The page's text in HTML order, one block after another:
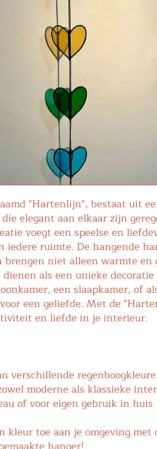
"Hartenlijn", bestaat uit
elegant aan elkaar zijn
voegt een speelse en
iedere ruimte. De hangende
brengen niet alleen warmte en
als een unieke decoratie
een slaapkamer, of
een geliefde. Met de
en liefde in je interieur.
verschillende
moderne als klassieke
of voor eigen gebruik in huis
kleur toe aan je omgeving met